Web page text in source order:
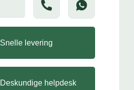
Snelle levering
Deskundige helpdesk